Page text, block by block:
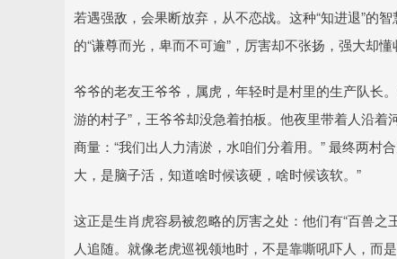
若遇强敌，会果断放弃，从不恋战。这种“知进退”的
的“谦尊而光，卑而不可逾”，厉害却不张扬，强大却懂
爷爷的老友王爷爷，属虎，年轻时是村里的生产队长
游的村子”，王爷爷却没急着拍板。他夜里带着人沿
商量：“我们出人力清淤，水咱们分着用。” 最终两村
大，是脑子活，知道啥时候该硬，啥时候该软。”
这正是生肖虎容易被忽略的厉害之处：他们有“百兽之
人追随。就像老虎巡视领地时，不是靠嘶吼吓人，而